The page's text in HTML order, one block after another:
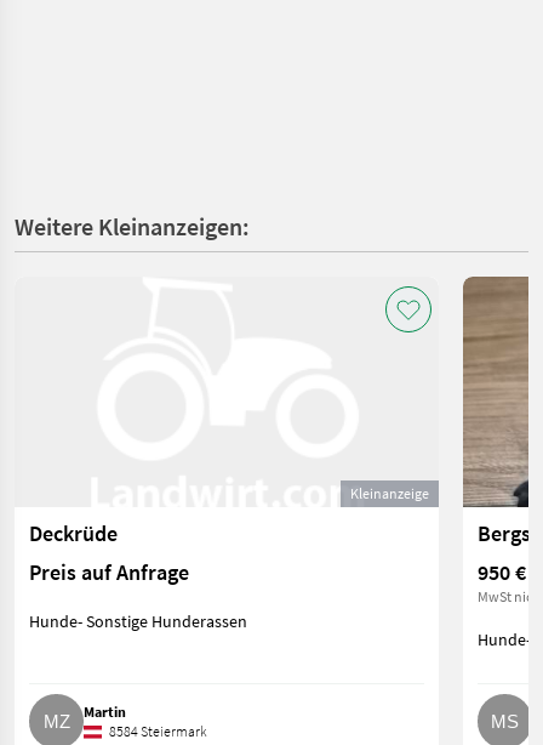
Weitere Kleinanzeigen:
Kleinanzeige
Deckrüde
Preis auf Anfrage
Hunde- Sonstige Hunderassen
Martin
8584 Steiermark
950 €
MwSt
Hunde-